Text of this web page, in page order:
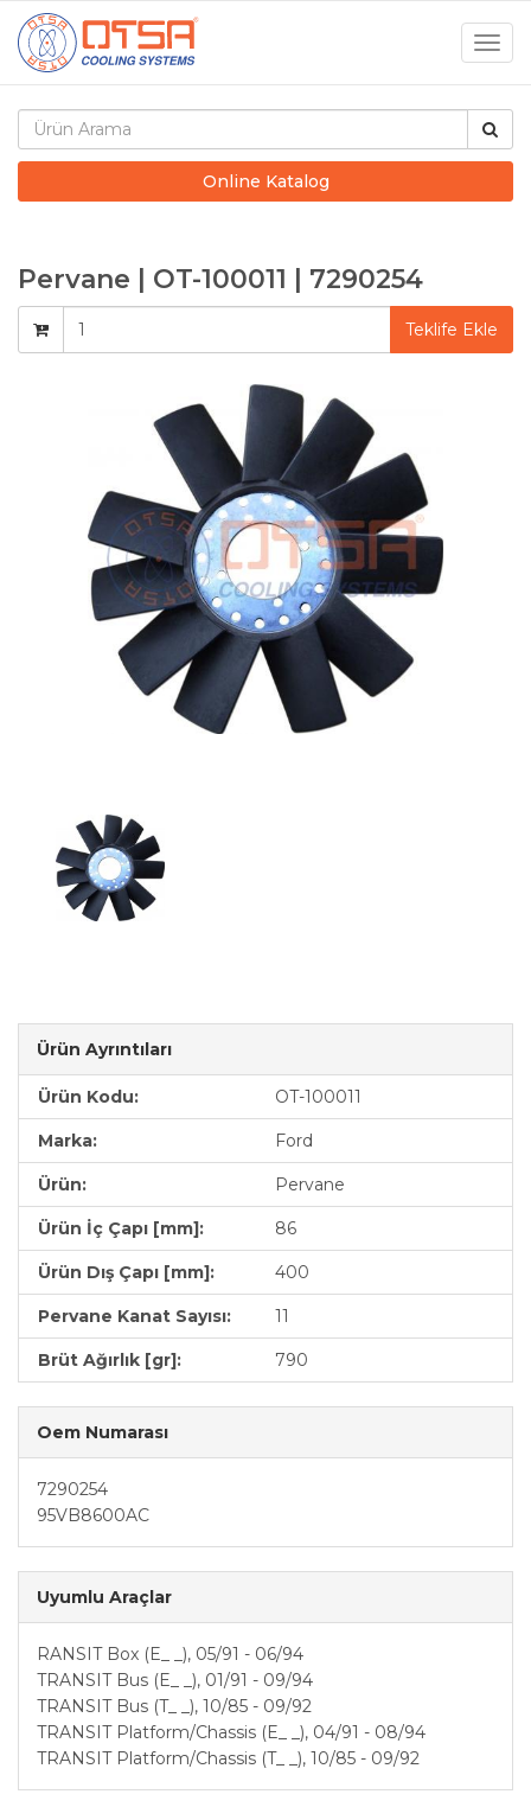
Online Katalog
Pervane | OT-100011 | 7290254
Teklife Ekle
Ürün Ayrıntıları
Ürün Kodu: OT-100011
Marka: Ford
Ürün: Pervane
Ürün İç Çapı [mm]: 86
Ürün Dış Çapı [mm]: 400
Pervane Kanat Sayısı: 11
Brüt Ağırlık [gr]: 790
Oem Numarası
7290254
95VB8600AC
Uyumlu Araçlar
RANSIT Box (E_ _), 05/91 - 06/94
TRANSIT Bus (E_ _), 01/91 - 09/94
TRANSIT Bus (T_ _), 10/85 - 09/92
TRANSIT Platform/Chassis (E_ _), 04/91 - 08/94
TRANSIT Platform/Chassis (T_ _), 10/85 - 09/92